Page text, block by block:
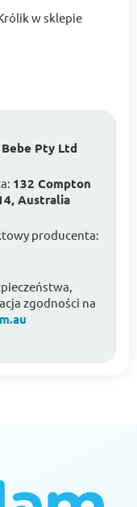
w sklepie
Pty Ltd
132 Compton
Australia
producenta:
zgodności na